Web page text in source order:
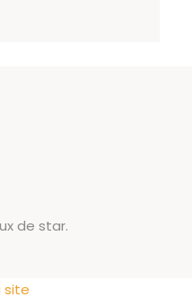
de star.
site